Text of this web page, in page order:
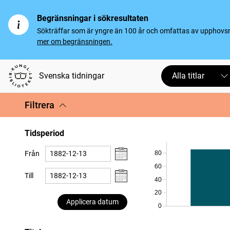
Begränsningar i sökresultaten
Sökträffar som är yngre än 100 år och omfattas av
mer om begränsningen.
Svenska tidningar Alla titlar
Filtrera
Tidsperiod
Från
Till
Applicera datum
0
20
40
60
80